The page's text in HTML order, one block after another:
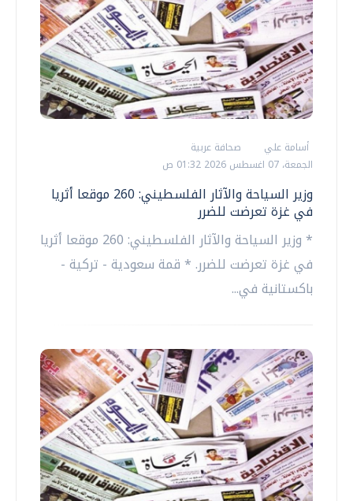
أسامة علي
صحافة عربية
الجمعة، 07 اغسطس 2026 01:32 ص
وزير السياحة والآثار الفلسطيني: 260 موقعا أثريا
في غزة تعرضت للضرر
* وزير السياحة والآثار الفلسطيني: 260 موقعا أثريا
في غزة تعرضت للضرر. * قمة سعودية - تركية -
باكستانية في...